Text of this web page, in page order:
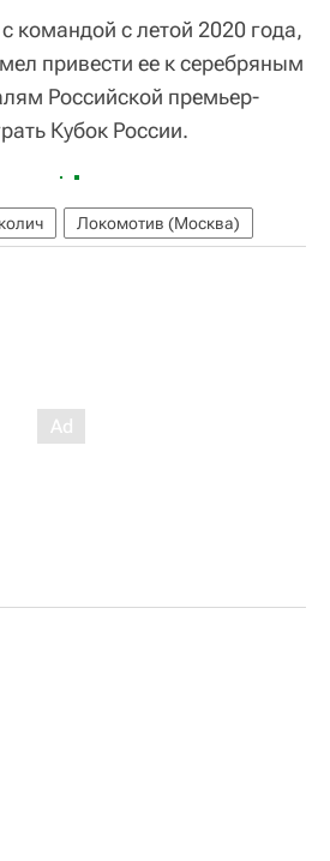
командой с летой 2020 года,
привести ее к серебряным
Российской премьер-
Кубок России.
Локомотив (Москва)